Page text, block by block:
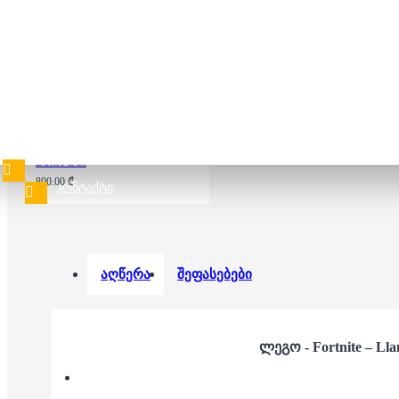
ᲙᲝᲜᲢᲐᲥᲢᲘ
Battle Bus
800.00 ₾
აღწერა შეფასებები
ლეგო - Fortnite –